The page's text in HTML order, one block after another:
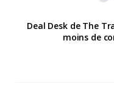
Deal Desk de The
moins de